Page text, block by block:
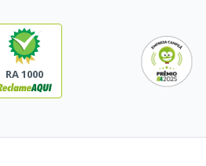
RA 1000